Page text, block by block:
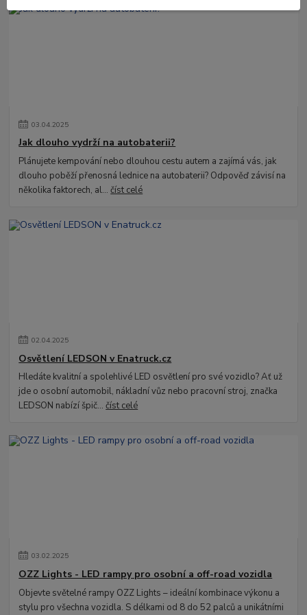
03.04.2025
Jak dlouho vydrží na autobaterii?
Plánujete kempování nebo dlouhou cestu autem a zajímá vás, jak
dlouho poběží přenosná lednice na autobaterii? Odpověď závisí na
několika faktorech, al...číst celé
02.04.2025
Osvětlení LEDSON v Enatruck.cz
Hledáte kvalitní a spolehlivé LED osvětlení pro své vozidlo? Ať už
jde o osobní automobil, nákladní vůz nebo pracovní stroj, značka
LEDSON nabízí špič...číst celé
03.02.2025
OZZ Lights - LED rampy pro osobní a off-road vozidla
Objevte světelné rampy OZZ Lights – ideální kombinace výkonu a
stylu pro všechna vozidla. S délkami od 8 do 52 palců a unikátními